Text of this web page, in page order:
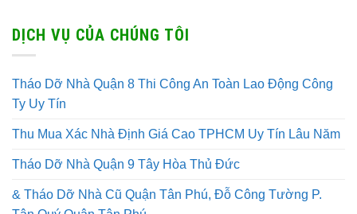
DỊCH VỤ CỦA CHÚNG TÔI
Tháo Dỡ Nhà Quận 8 Thi Công An Toàn Lao Động Công
Ty Uy Tín
Thu Mua Xác Nhà Định Giá Cao TPHCM Uy Tín Lâu Năm
Tháo Dỡ Nhà Quận 9 Tây Hòa Thủ Đức
& Tháo Dỡ Nhà Cũ Quận Tân Phú, Đỗ Công Tường P.